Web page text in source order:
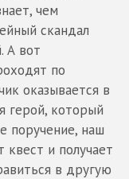
чем
скандал
А вот
по
оказывается в
герой, который
поручение, наш
квест и получает
в другую